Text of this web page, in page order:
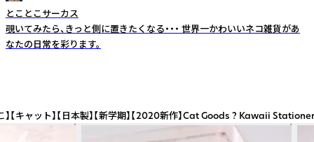
とことこサーカス
覗いてみたら、きっと側に置きたくなる・・・ 世界一かわいいネコ雑貨があ
なたの日常を彩ります。
ねこ】【キャット】【日本製】【新学期】【2020新作】Cat